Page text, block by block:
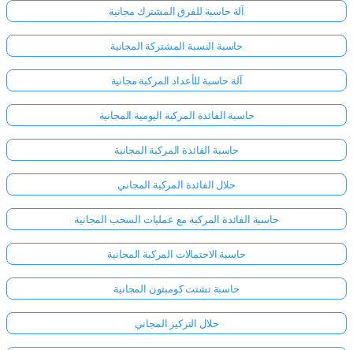
آلة حاسبة للفرق المشترك مجانية
حاسبة النسبة المشتركة المجانية
آلة حاسبة للأعداد المركبة مجانية
حاسبة الفائدة المركبة اليومية المجانية
حاسبة الفائدة المركبة المجانية
حلال الفائدة المركبة المجاني
حاسبة الفائدة المركبة مع عمليات السحب المجانية
حاسبة الاحتمالات المركبة المجانية
حاسبة تشتت كومبتون المجانية
حلال التركيز المجاني